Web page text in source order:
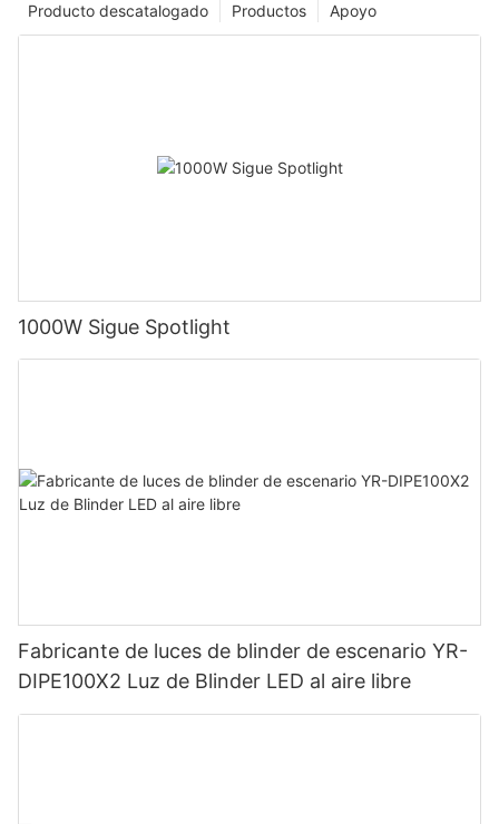
Apoyo
Productos
Producto descatalogado
1000W Sigue Spotlight
Fabricante de luces de blinder de escenario YR-
DIPE100X2 Luz de Blinder LED al aire libre